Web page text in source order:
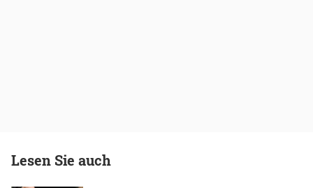
Lesen Sie auch